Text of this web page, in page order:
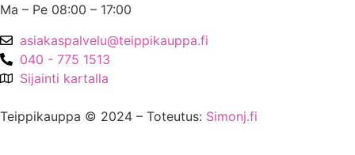
Ma – Pe 08:00 – 17:00
asiakaspalvelu@teippikauppa.fi
040 - 775 1513
Sijainti kartalla
Teippikauppa © 2024 – Toteutus: Simonj.fi